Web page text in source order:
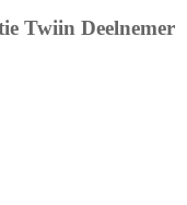
Twiin Deelnemer